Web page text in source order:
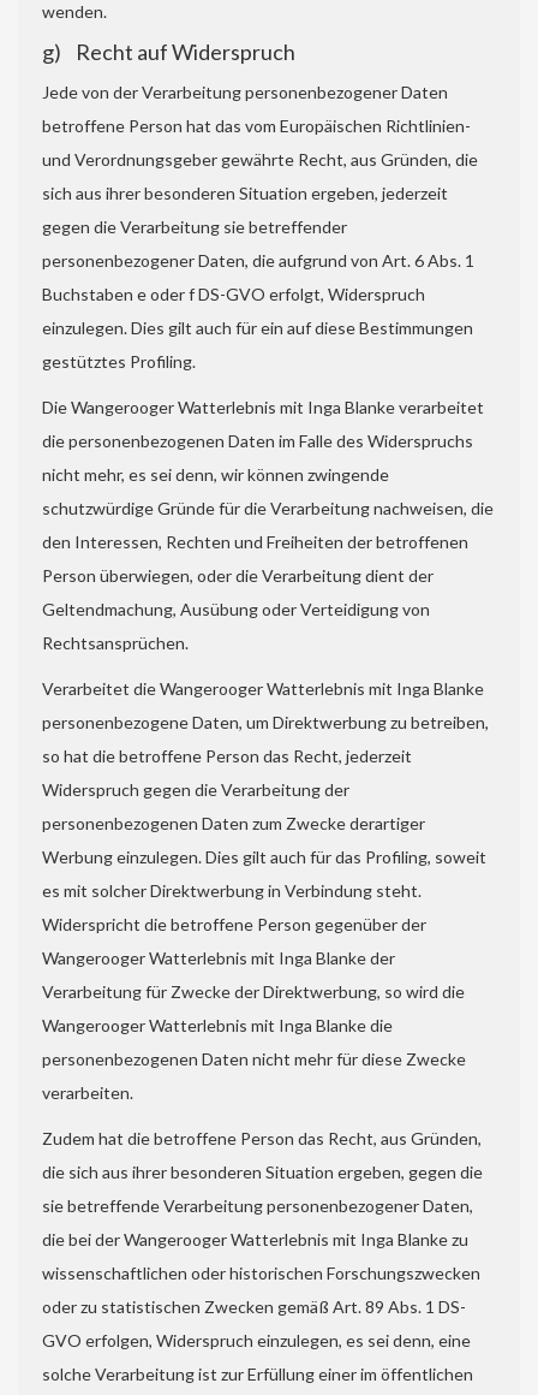
wenden.
g) Recht auf Widerspruch
Jede von der Verarbeitung personenbezogener Daten
betroffene Person hat das vom Europäischen Richtlinien-
und Verordnungsgeber gewährte Recht, aus Gründen, die
sich aus ihrer besonderen Situation ergeben, jederzeit
gegen die Verarbeitung sie betreffender
personenbezogener Daten, die aufgrund von Art. 6 Abs. 1
Buchstaben e oder f DS-GVO erfolgt, Widerspruch
einzulegen. Dies gilt auch für ein auf diese Bestimmungen
gestütztes Profiling.
Die Wangerooger Watterlebnis mit Inga Blanke verarbeitet
die personenbezogenen Daten im Falle des Widerspruchs
nicht mehr, es sei denn, wir können zwingende
schutzwürdige Gründe für die Verarbeitung nachweisen, die
den Interessen, Rechten und Freiheiten der betroffenen
Person überwiegen, oder die Verarbeitung dient der
Geltendmachung, Ausübung oder Verteidigung von
Rechtsansprüchen.
Verarbeitet die Wangerooger Watterlebnis mit Inga Blanke
personenbezogene Daten, um Direktwerbung zu betreiben,
so hat die betroffene Person das Recht, jederzeit
Widerspruch gegen die Verarbeitung der
personenbezogenen Daten zum Zwecke derartiger
Werbung einzulegen. Dies gilt auch für das Profiling, soweit
es mit solcher Direktwerbung in Verbindung steht.
Widerspricht die betroffene Person gegenüber der
Wangerooger Watterlebnis mit Inga Blanke der
Verarbeitung für Zwecke der Direktwerbung, so wird die
Wangerooger Watterlebnis mit Inga Blanke die
personenbezogenen Daten nicht mehr für diese Zwecke
verarbeiten.
Zudem hat die betroffene Person das Recht, aus Gründen,
die sich aus ihrer besonderen Situation ergeben, gegen die
sie betreffende Verarbeitung personenbezogener Daten,
die bei der Wangerooger Watterlebnis mit Inga Blanke zu
wissenschaftlichen oder historischen Forschungszwecken
oder zu statistischen Zwecken gemäß Art. 89 Abs. 1 DS-
GVO erfolgen, Widerspruch einzulegen, es sei denn, eine
solche Verarbeitung ist zur Erfüllung einer im öffentlichen